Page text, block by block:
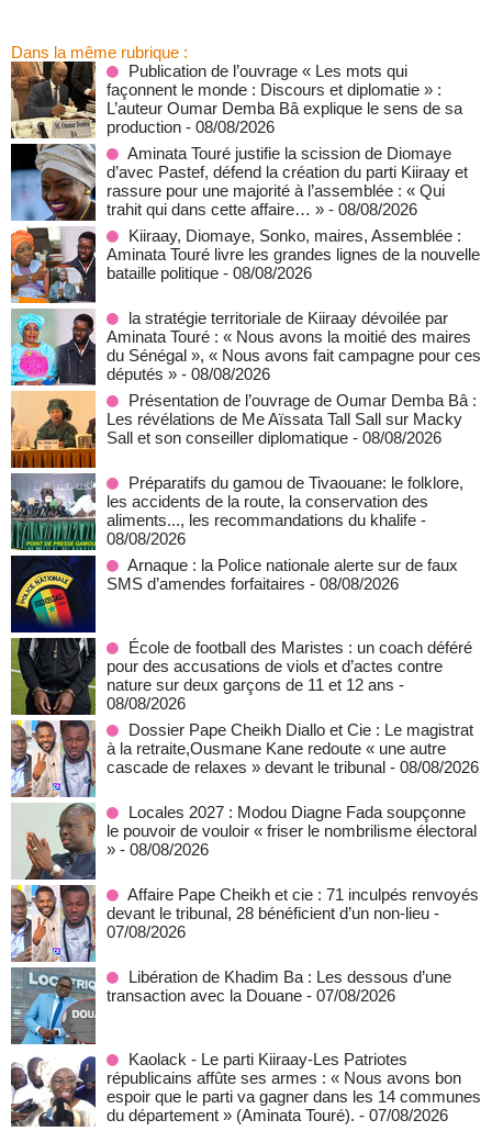
Dans la même rubrique :
Publication de l’ouvrage « Les mots qui
façonnent le monde : Discours et diplomatie » :
L’auteur Oumar Demba Bâ explique le sens de sa
production - 08/08/2026
Aminata Touré justifie la scission de Diomaye
d’avec Pastef, défend la création du parti Kiiraay et
rassure pour une majorité à l’assemblée : « Qui
trahit qui dans cette affaire… » - 08/08/2026
Kiiraay, Diomaye, Sonko, maires, Assemblée :
Aminata Touré livre les grandes lignes de la nouvelle
bataille politique - 08/08/2026
la stratégie territoriale de Kiiraay dévoilée par
Aminata Touré : « Nous avons la moitié des maires
du Sénégal », « Nous avons fait campagne pour ces
députés » - 08/08/2026
Présentation de l’ouvrage de Oumar Demba Bâ :
Les révélations de Me Aïssata Tall Sall sur Macky
Sall et son conseiller diplomatique - 08/08/2026
Préparatifs du gamou de Tivaouane: le folklore,
les accidents de la route, la conservation des
aliments..., les recommandations du khalife -
08/08/2026
Arnaque : la Police nationale alerte sur de faux
SMS d’amendes forfaitaires - 08/08/2026
École de football des Maristes : un coach déféré
pour des accusations de viols et d’actes contre
nature sur deux garçons de 11 et 12 ans -
08/08/2026
Dossier Pape Cheikh Diallo et Cie : Le magistrat
à la retraite,Ousmane Kane redoute « une autre
cascade de relaxes » devant le tribunal - 08/08/2026
Locales 2027 : Modou Diagne Fada soupçonne
le pouvoir de vouloir « friser le nombrilisme électoral
» - 08/08/2026
Affaire Pape Cheikh et cie : 71 inculpés renvoyés
devant le tribunal, 28 bénéficient d’un non-lieu -
07/08/2026
Libération de Khadim Ba : Les dessous d’une
transaction avec la Douane - 07/08/2026
Kaolack - Le parti Kiiraay-Les Patriotes
républicains affûte ses armes : « Nous avons bon
espoir que le parti va gagner dans les 14 communes
du département » (Aminata Touré). - 07/08/2026